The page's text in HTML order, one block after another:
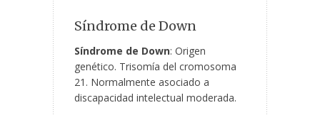
Síndrome de Down
Síndrome de Down: Origen
genético. Trisomía del cromosoma
21. Normalmente asociado a
discapacidad intelectual moderada.